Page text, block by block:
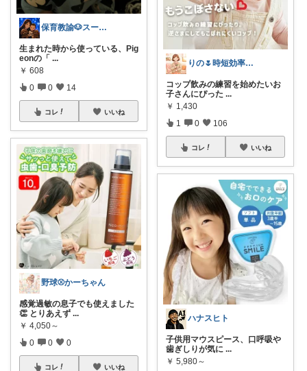
保育教諭🐶スーパーセール！
生まれた時から使っている、Pig
eonの「 ...
￥ 608
0 0 14
コレ いいね
野球⚾️かーちゃん
感覚過敏の息子でも使えました
👏 とりあえず ...
￥ 4,050～
0 0 0
コレ いいね
りの🌷時短効率マニア
コップ飲みの練習を始めたいお
子さんにぴった ...
￥ 1,430
1 0 106
コレ いいね
ハナスヒト
子供用マウスピース、口呼吸や
歯ぎしりが気に ...
￥ 5,980～